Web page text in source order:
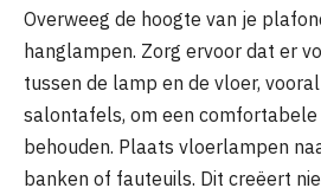
Overweeg de hoogte van je
hanglampen. Zorg ervoor dat er
tussen de lamp en de vloer,
salontafels, om een
behouden. Plaats vloerlampen
banken of fauteuils. Dit creëert